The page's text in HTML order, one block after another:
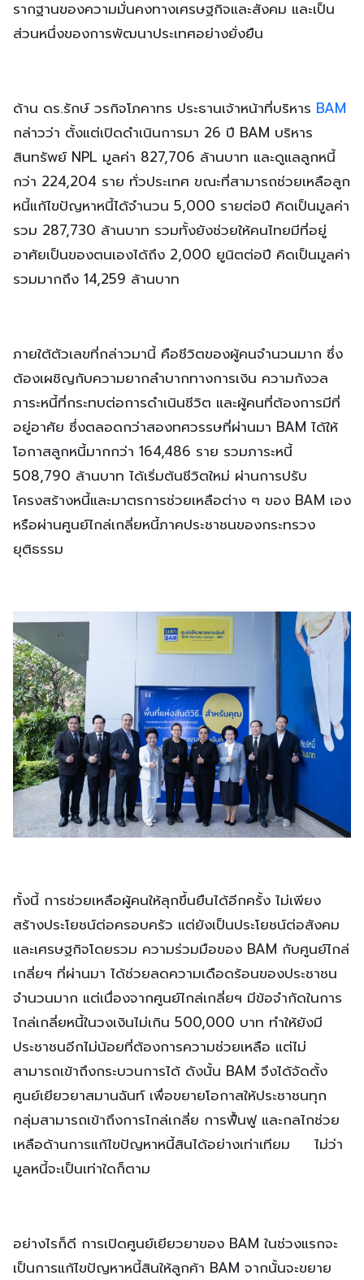
รากฐานของความมั่นคงทางเศรษฐกิจและสังคม และเป็น
ส่วนหนึ่งของการพัฒนาประเทศอย่างยั่งยืน
ด้าน ดร.รักษ์ วรกิจโภคาทร ประธานเจ้าหน้าที่บริหาร BAM
กล่าวว่า ตั้งแต่เปิดดำเนินการมา 26 ปี BAM บริหาร
สินทรัพย์ NPL มูลค่า 827,706 ล้านบาท และดูแลลูกหนี้
กว่า 224,204 ราย ทั่วประเทศ ขณะที่สามารถช่วยเหลือลูก
หนี้แก้ไขปัญหาหนี้ได้จำนวน 5,000 รายต่อปี คิดเป็นมูลค่า
รวม 287,730 ล้านบาท รวมทั้งยังช่วยให้คนไทยมีที่อยู่
อาศัยเป็นของตนเองได้ถึง 2,000 ยูนิตต่อปี คิดเป็นมูลค่า
รวมมากถึง 14,259 ล้านบาท
ภายใต้ตัวเลขที่กล่าวมานี้ คือชีวิตของผู้คนจำนวนมาก ซึ่ง
ต้องเผชิญกับความยากลำบากทางการเงิน ความกังวล
ภาระหนี้ที่กระทบต่อการดำเนินชีวิต และผู้คนที่ต้องการมีที่
อยู่อาศัย ซึ่งตลอดกว่าสองทศวรรษที่ผ่านมา BAM ได้ให้
โอกาสลูกหนี้มากกว่า 164,486 ราย รวมภาระหนี้
508,790 ล้านบาท ได้เริ่มต้นชีวิตใหม่ ผ่านการปรับ
โครงสร้างหนี้และมาตรการช่วยเหลือต่าง ๆ ของ BAM เอง
หรือผ่านศูนย์ไกล่เกลี่ยหนี้ภาคประชาชนของกระทรวง
ยุติธรรม
ทั้งนี้ การช่วยเหลือผู้คนให้ลุกขึ้นยืนได้อีกครั้ง ไม่เพียง
สร้างประโยชน์ต่อครอบครัว แต่ยังเป็นประโยชน์ต่อสังคม
และเศรษฐกิจโดยรวม ความร่วมมือของ BAM กับศูนย์ไกล่
เกลี่ยฯ ที่ผ่านมา ได้ช่วยลดความเดือดร้อนของประชาชน
จำนวนมาก แต่เนื่องจากศูนย์ไกล่เกลี่ยฯ มีข้อจำกัดในการ
ไกล่เกลี่ยหนี้ในวงเงินไม่เกิน 500,000 บาท ทำให้ยังมี
ประชาชนอีกไม่น้อยที่ต้องการความช่วยเหลือ แต่ไม่
สามารถเข้าถึงกระบวนการได้ ดังนั้น BAM จึงได้จัดตั้ง
ศูนย์เยียวยาสมานฉันท์ เพื่อขยายโอกาสให้ประชาชนทุก
กลุ่มสามารถเข้าถึงการไกล่เกลี่ย การฟื้นฟู และกลไกช่วย
เหลือด้านการแก้ไขปัญหาหนี้สินได้อย่างเท่าเทียม ไม่ว่า
มูลหนี้จะเป็นเท่าใดก็ตาม
อย่างไรก็ดี การเปิดศูนย์เยียวยาของ BAM ในช่วงแรกจะ
เป็นการแก้ไขปัญหาหนี้สินให้ลูกค้า BAM จากนั้นจะขยาย